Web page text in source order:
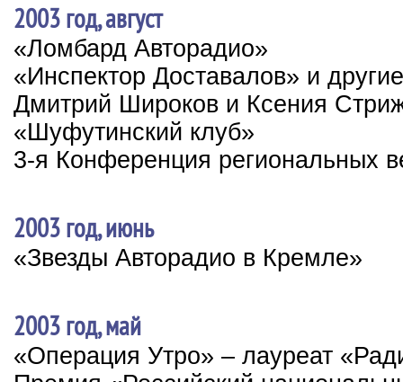
2003 год, август
«Ломбард Авторадио»
«Инспектор Доставалов» и
Дмитрий Широков и Ксения
«Шуфутинский клуб»
3-я Конференция региональных
2003 год, июнь
«Звезды Авторадио в Кремле»
2003 год, май
«Операция Утро» – лауреат